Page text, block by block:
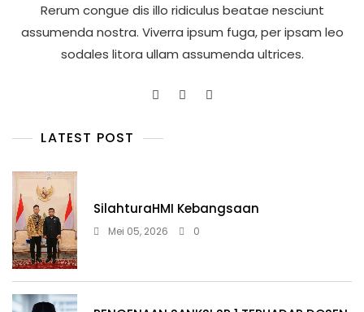
Rerum congue dis illo ridiculus beatae nesciunt
assumenda nostra. Viverra ipsum fuga, per ipsam leo
sodales litora ullam assumenda ultrices.
LATEST POST
SilahturaHMI Kebangsaan
Mei 05, 2026 0